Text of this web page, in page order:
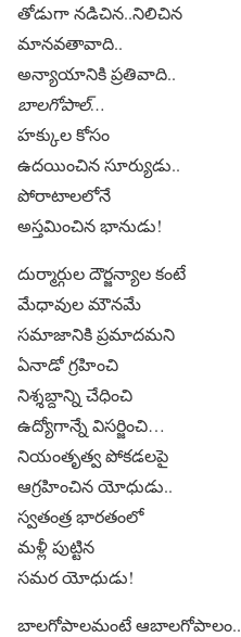
తోడుగా నడిచిన..నిలిచిన
మానవతావాది..
అన్యాయానికి ప్రతివాది..
బాలగోపాల్…
హక్కుల కోసం
ఉదయించిన సూర్యుడు..
పోరాటాలలోనే
అస్తమించిన భానుడు!
దుర్మార్గుల దౌర్జన్యాల కంటే
మేధావుల మౌనమే
సమాజానికి ప్రమాదమని
ఏనాడో గ్రహించి
నిశ్శబ్దాన్ని చేధించి
ఉద్యోగాన్నే విసర్జించి…
నియంతృత్వ పోకడలపై
ఆగ్రహించిన యోధుడు..
స్వతంత్ర భారతంలో
మళ్లీ పుట్టిన
సమర యోధుడు!
బాలగోపాలమంటే ఆబాలగోపాలం..